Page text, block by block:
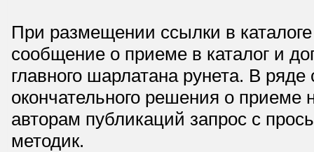
При размещении ссылки в
сообщение о приеме в каталог и
главного шарлатана рунета. В
окончательного решения о приеме
авторам публикаций запрос с
методик.